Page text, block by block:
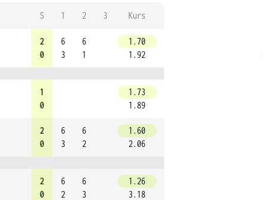
S 1 2 3 Kurs
2
0
6
3
6
1
1.70
1.92
1
0
1.73
1.89
2
0
6
3
6
2
1.60
2.06
2
0
6
2
6
3
1.26
3.18